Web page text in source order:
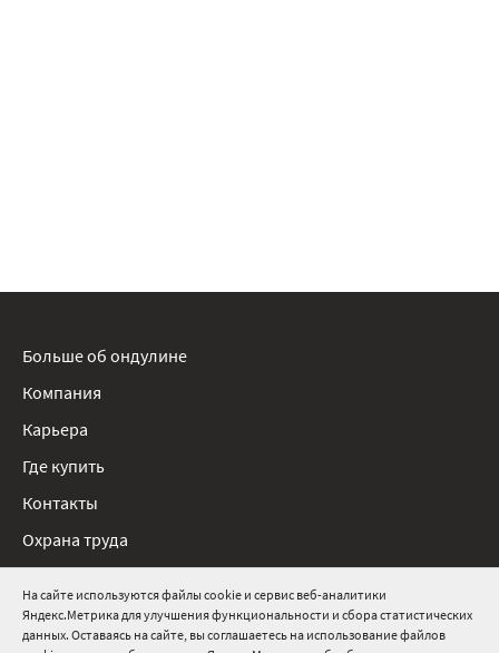
На сайте используются файлы cookie и сервис веб-аналитики
Яндекс.Метрика для улучшения функциональности и сбора статистических
данных. Оставаясь на сайте, вы соглашаетесь на использование файлов
8 800 511 91 82
Больше об ондулине
Компания
Карьера
Где купить
Контакты
Охрана труда